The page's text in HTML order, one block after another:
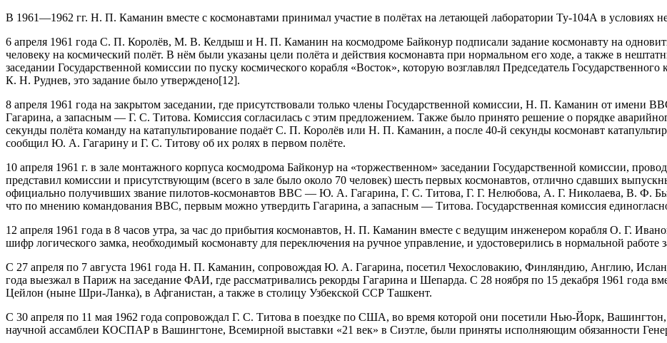
В 1961—1962 гг. Н. П. Каманин вместе с космонавтами принимал участие в полётах на летающей лаборатории Ту-104А в условиях
6 апреля 1961 года С. П. Королёв, М. В. Келдыш и Н. П. Каманин на космодроме Байконур подписали задание космонавту на
человеку на космический полёт. В нём были указаны цели полёта и действия космонавта при нормальном его ходе, а также в
заседании Государственной комиссии по пуску космического корабля «Восток», которую возглавлял Председатель
К. Н. Руднев, это задание было утверждено[12].
8 апреля 1961 года на закрытом заседании, где присутствовали только члены Государственной комиссии, Н. П. Каманин от имени
Гагарина, а запасным — Г. С. Титова. Комиссия согласилась с этим предложением. Также было принято решение о порядке
секунды полёта команду на катапультирование подаёт С. П. Королёв или Н. П. Каманин, а после 40-й секунды космонавт
сообщил Ю. А. Гагарину и Г. С. Титову об их ролях в первом полёте.
10 апреля 1961 г. в зале монтажного корпуса космодрома Байконур на «торжественном» заседании Государственной комиссии,
представил комиссии и присутствующим (всего в зале было около 70 человек) шесть первых космонавтов, отлично сдавших
официально получивших звание пилотов-космонавтов ВВС — Ю. А. Гагарина, Г. С. Титова, Г. Г. Нелюбова, А. Г. Николаева, В. Ф.
что по мнению командования ВВС, первым можно утвердить Гагарина, а запасным — Титова. Государственная комиссия
12 апреля 1961 года в 8 часов утра, за час до прибытия космонавтов, Н. П. Каманин вместе с ведущим инженером корабля О. Г.
шифр логического замка, необходимый космонавту для переключения на ручное управление, и удостоверились в нормальной работе
С 27 апреля по 7 августа 1961 года Н. П. Каманин, сопровождая Ю. А. Гагарина, посетил Чехословакию, Финляндию, Англию,
года выезжал в Париж на заседание ФАИ, где рассматривались рекорды Гагарина и Шепарда. С 28 ноября по 15 декабря 1961 года
Цейлон (ныне Шри-Ланка), в Афганистан, а также в столицу Узбекской ССР Ташкент.
С 30 апреля по 11 мая 1962 года сопровождал Г. С. Титова в поездке по США, во время которой они посетили Нью-Йорк,
научной ассамблеи КОСПАР в Вашингтоне, Всемирной выставки «21 век» в Сиэтле, были приняты исполняющим обязанности